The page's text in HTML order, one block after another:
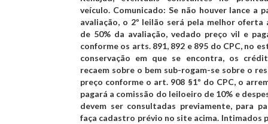
veículo. Comunicado: Se não houver lance a
avaliação, o 2º leilão será pela melhor
de 50% da avaliação, vedado preço vil e
conforme os arts. 891, 892 e 895 do CPC, no
conservação em que se encontra, os
recaem sobre o bem sub-rogam-se sobre o
preço conforme o art. 908 §1º do CPC, o
pagará a comissão do leiloeiro de 10% e
devem ser consultadas previamente, para
faça cadastro prévio no site acima. Intimados